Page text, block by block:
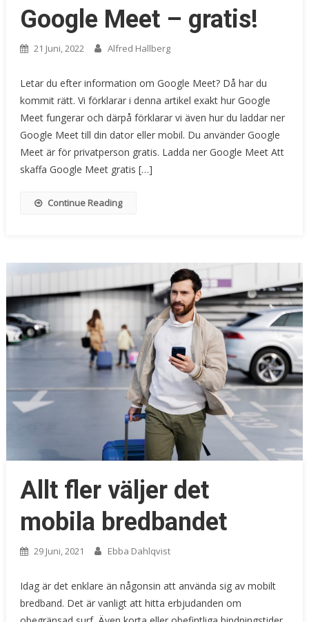
Google Meet – gratis!
21 Juni, 2022 Alfred Hallberg
Letar du efter information om Google Meet? Då har du
kommit rätt. Vi förklarar i denna artikel exakt hur Google
Meet fungerar och därpå förklarar vi även hur du laddar ner
Google Meet till din dator eller mobil. Du använder Google
Meet är för privatperson gratis. Ladda ner Google Meet Att
skaffa Google Meet gratis […]
Continue Reading
Allt fler väljer det
mobila bredbandet
29 Juni, 2021 Ebba Dahlqvist
Idag är det enklare än någonsin att använda sig av mobilt
bredband. Det är vanligt att hitta erbjudanden om